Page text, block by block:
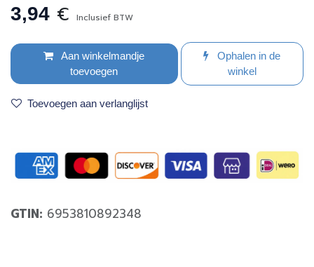
3,94 € Inclusief BTW
Aan winkelmandje
toevoegen
Ophalen in de
winkel
Toevoegen aan verlanglijst
GTIN: 6953810892348